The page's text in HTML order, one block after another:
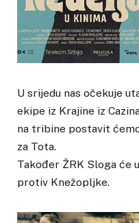
U srijedu nas očekuje
ekipe iz Krajine iz
na tribine postavit
za Tota.
Također ŽRK Sloga će
protiv Knežopljke.